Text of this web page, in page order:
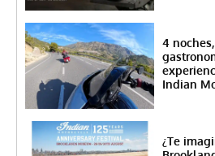
4
Indian
¿Te